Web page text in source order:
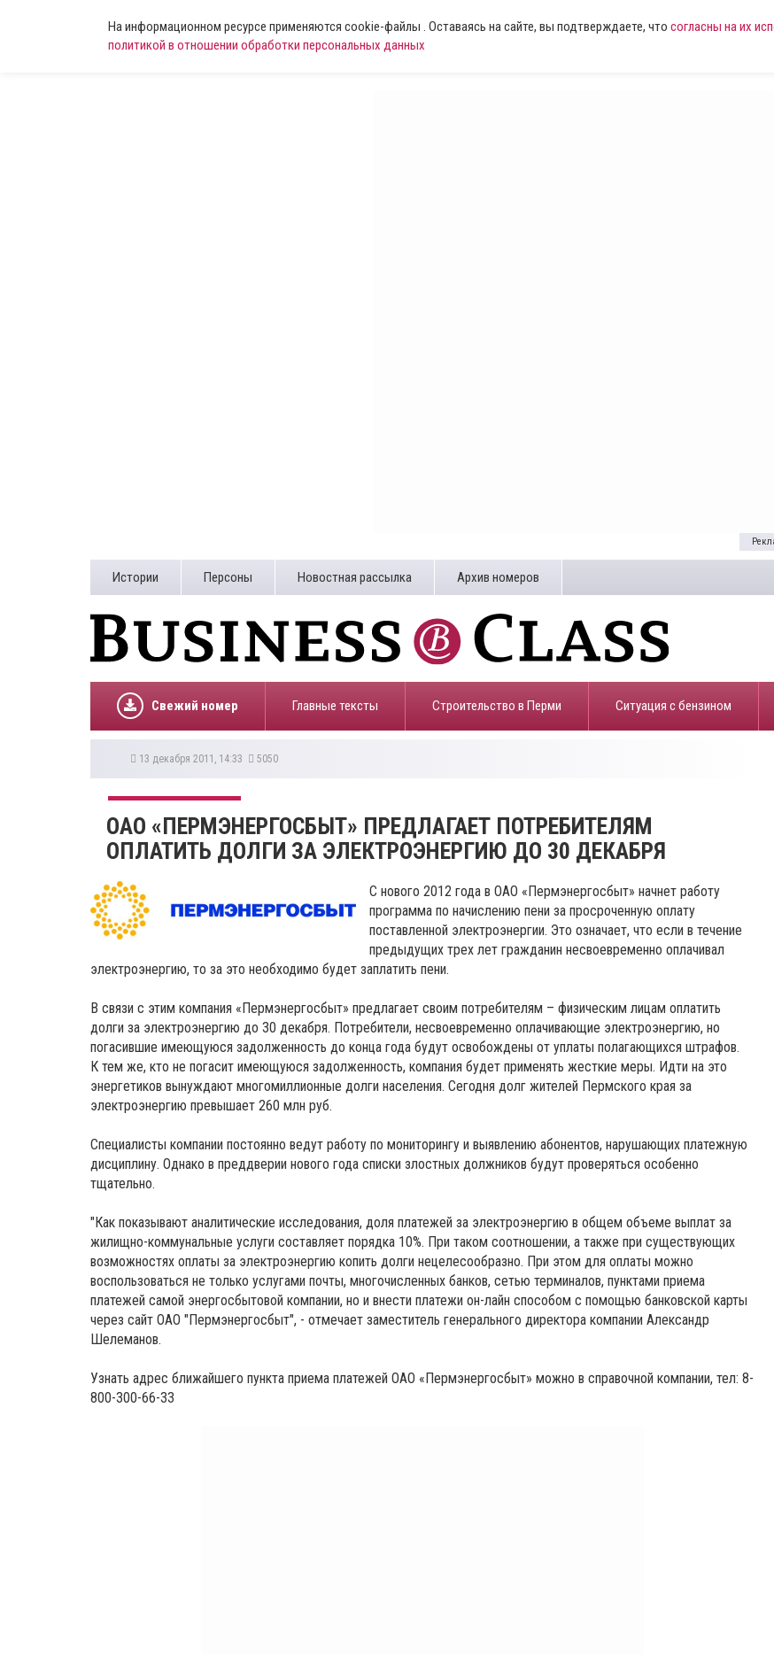
На информационном ресурсе применяются cookie-файлы . Оставаясь на сайте, вы подтверждаете, что согласны на их
политикой в отношении обработки персональных данных
Истории Персоны Новостная рассылка Архив номеров
Свежий номер Главные тексты Строительство в Перми ​Ситуация с бензином
13 декабря 2011, 14:33 5050
ОАО «ПЕРМЭНЕРГОСБЫТ» ПРЕДЛАГАЕТ ПОТРЕБИТЕЛЯМ
ОПЛАТИТЬ ДОЛГИ ЗА ЭЛЕКТРОЭНЕРГИЮ ДО 30 ДЕКАБРЯ
С нового 2012 года в ОАО «Пермэнергосбыт» начнет работу
программа по начислению пени за просроченную оплату
поставленной электроэнергии. Это означает, что если в течение
предыдущих трех лет гражданин несвоевременно оплачивал
электроэнергию, то за это необходимо будет заплатить пени.
В связи с этим компания «Пермэнергосбыт» предлагает своим потребителям – физическим лицам оплатить
долги за электроэнергию до 30 декабря. Потребители, несвоевременно оплачивающие электроэнергию, но
погасившие имеющуюся задолженность до конца года будут освобождены от уплаты полагающихся штрафов.
К тем же, кто не погасит имеющуюся задолженность, компания будет применять жесткие меры. Идти на это
энергетиков вынуждают многомиллионные долги населения. Сегодня долг жителей Пермского края за
электроэнергию превышает 260 млн руб.
Специалисты компании постоянно ведут работу по мониторингу и выявлению абонентов, нарушающих платежную
дисциплину. Однако в преддверии нового года списки злостных должников будут проверяться особенно
тщательно.
"Как показывают аналитические исследования, доля платежей за электроэнергию в общем объеме выплат за
жилищно-коммунальные услуги составляет порядка 10%. При таком соотношении, а также при существующих
возможностях оплаты за электроэнергию копить долги нецелесообразно. При этом для оплаты можно
воспользоваться не только услугами почты, многочисленных банков, сетью терминалов, пунктами приема
платежей самой энергосбытовой компании, но и внести платежи он-лайн способом с помощью банковской карты
через сайт ОАО "Пермэнергосбыт", - отмечает заместитель генерального директора компании Александр
Шелеманов.
Узнать адрес ближайшего пункта приема платежей ОАО «Пермэнергосбыт» можно в справочной компании, тел: 8-
800-300-66-33